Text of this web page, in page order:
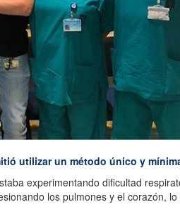
utilizar un método único y
experimentando dificultad
los pulmones y el corazón,